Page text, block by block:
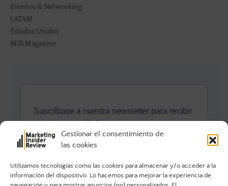
Gestionar el consentimiento de
las cookies
Utilizamos tecnologías como las cookies para almacenar y/o acceder a la
información del dispositivo. Lo hacemos para mejorar la experiencia de
Eventos & Networking
LATAM
Estados Unidos
MIR Magazine